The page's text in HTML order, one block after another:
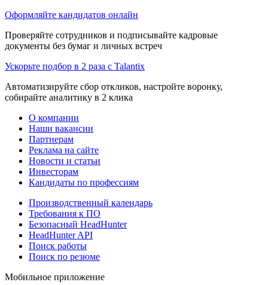
Оформляйте кандидатов онлайн
Проверяйте сотрудников и подписывайте кадровые
документы без бумаг и личных встреч
Ускорьте подбор в 2 раза с Talantix
Автоматизируйте сбор откликов, настройте воронку,
собирайте аналитику в 2 клика
О компании
Наши вакансии
Партнерам
Реклама на сайте
Новости и статьи
Инвесторам
Кандидаты по профессиям
Производственный календарь
Требования к ПО
Безопасный HeadHunter
HeadHunter API
Поиск работы
Поиск по резюме
Мобильное приложение